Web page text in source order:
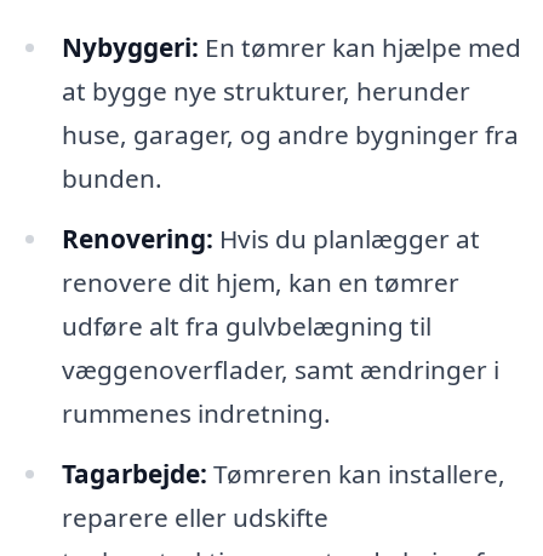
Nybyggeri: En tømrer kan hjælpe med
at bygge nye strukturer, herunder
huse, garager, og andre bygninger fra
bunden.
Renovering: Hvis du planlægger at
renovere dit hjem, kan en tømrer
udføre alt fra gulvbelægning til
væggenoverflader, samt ændringer i
rummenes indretning.
Tagarbejde: Tømreren kan installere,
reparere eller udskifte